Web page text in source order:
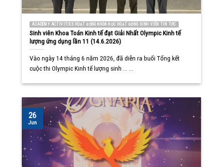
ACADEMY ACTIVITIES HOẠT ĐỘNG KHOA HỌC HOẠT ĐỘNG SINH VIÊN TIN TỨC
Sinh viên Khoa Toán Kinh tế đạt Giải Nhất Olympic Kinh tế
lượng ứng dụng lần 11 (14.6.2026)
Vào ngày 14 tháng 6 năm 2026, đã diễn ra buổi Tổng kết
cuộc thi Olympic Kinh tế lượng sinh ... ...
26
Jun